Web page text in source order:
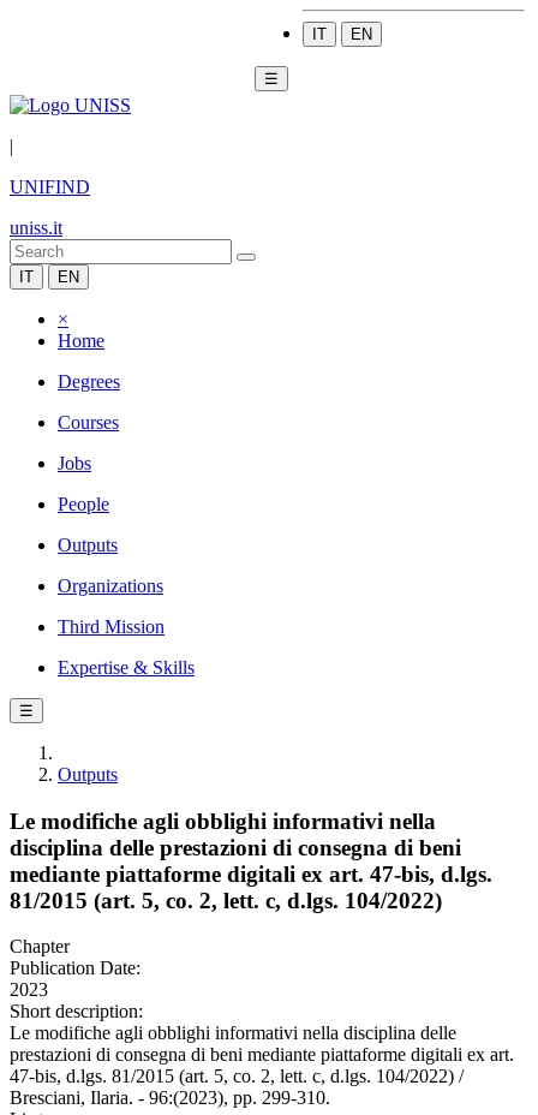
IT EN
☰
|
UNIFIND
uniss.it
IT EN
×
Home
Degrees
Courses
Jobs
People
Outputs
Organizations
Third Mission
Expertise & Skills
☰
Outputs
Le modifiche agli obblighi informativi nella
disciplina delle prestazioni di consegna di beni
mediante piattaforme digitali ex art. 47-bis, d.lgs.
81/2015 (art. 5, co. 2, lett. c, d.lgs. 104/2022)
Chapter
Publication Date:
2023
Short description:
Le modifiche agli obblighi informativi nella disciplina delle
prestazioni di consegna di beni mediante piattaforme digitali ex art.
47-bis, d.lgs. 81/2015 (art. 5, co. 2, lett. c, d.lgs. 104/2022) /
Bresciani, Ilaria. - 96:(2023), pp. 299-310.